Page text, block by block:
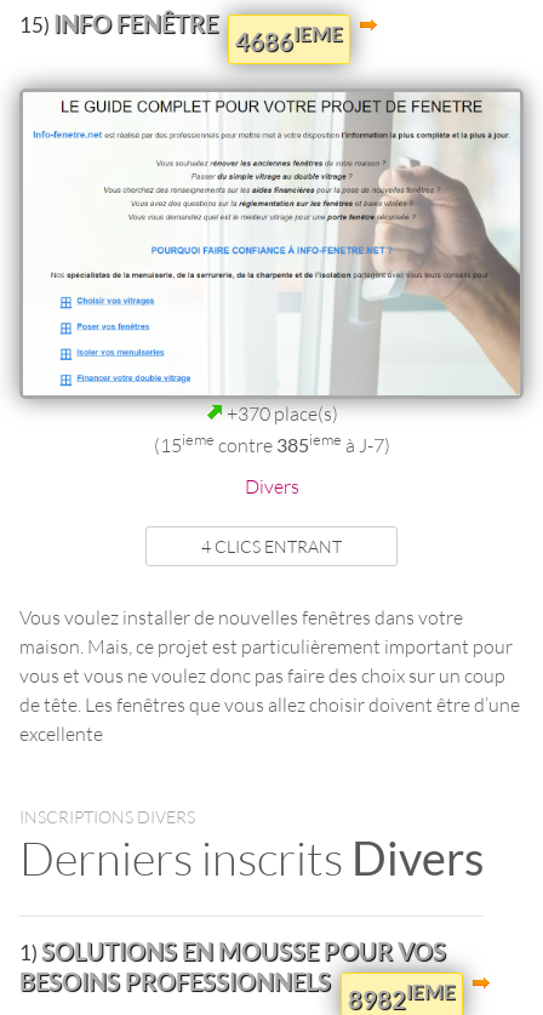
15) INFO FENÊTRE
4686IEME
+370 place(s)
(15ieme contre 385ieme à J-7)
Divers
4 CLICS ENTRANT
Vous voulez installer de nouvelles fenêtres dans votre
maison. Mais, ce projet est particulièrement important pour
vous et vous ne voulez donc pas faire des choix sur un coup
de tête. Les fenêtres que vous allez choisir doivent être d’une
excellente
INSCRIPTIONS DIVERS
Derniers inscrits Divers
1)SOLUTIONS EN MOUSSE POUR VOS
BESOINS PROFESSIONNELS
8982IEME